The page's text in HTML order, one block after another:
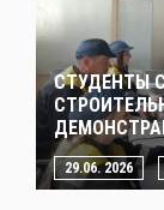
СТУДЕНТЫ
29.06. 2026